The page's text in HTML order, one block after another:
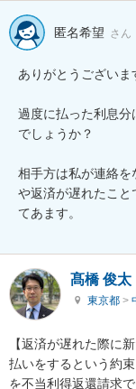
匿名希望 さん
ありがとうございま
過度に払った利息
でしょうか？
相手方は私が連絡
や返済が遅れたこ
てあます。
髙橋 俊太
東京都 >
【返済が遅れた際に
払いをするという約
を不当利得返還請求